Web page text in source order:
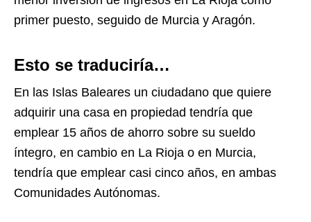
primer puesto, seguido de Murcia y Aragón.
Esto se traduciría…
En las Islas Baleares un ciudadano que quiere
adquirir una casa en propiedad tendría que
emplear 15 años de ahorro sobre su sueldo
íntegro, en cambio en La Rioja o en Murcia,
tendría que emplear casi cinco años, en ambas
Comunidades Autónomas.